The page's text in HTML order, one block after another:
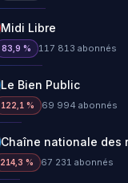
Midi Libre
83,9 % 117 813 abonnés
Le Bien Public
122,1 % 69 994 abonnés
214,3 % 67 231 abonnés